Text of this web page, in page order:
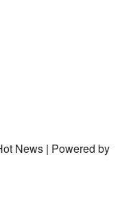
News | Powered by